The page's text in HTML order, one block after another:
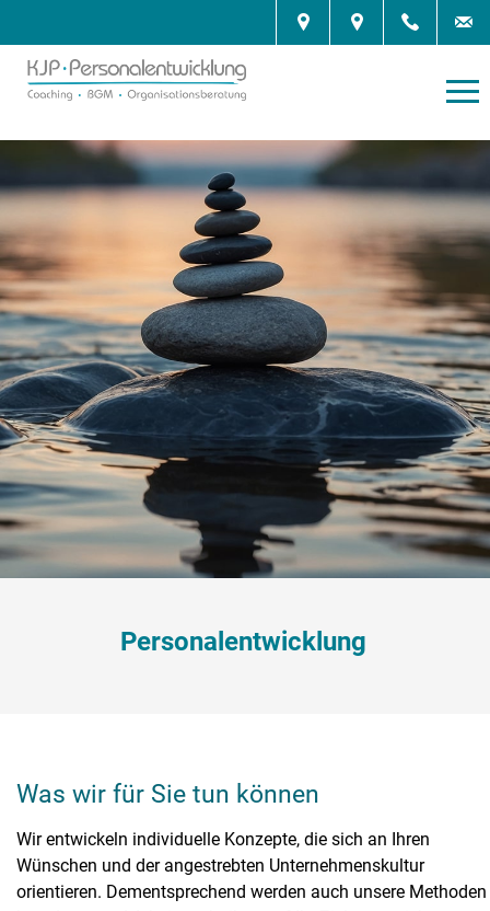
Personalentwicklung
Was wir für Sie tun können
Wir entwickeln individuelle Konzepte, die sich an Ihren
Wünschen und der angestrebten Unternehmenskultur
orientieren. Dementsprechend werden auch unsere Methoden